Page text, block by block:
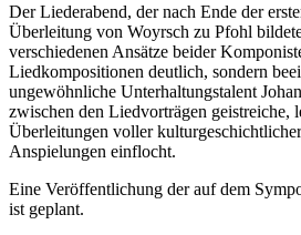
Der Liederabend, der nach Ende der
Überleitung von Woyrsch zu Pfohl
verschiedenen Ansätze beider
Liedkompositionen deutlich, sondern
ungewöhnliche Unterhaltungstalent
zwischen den Liedvorträgen geistreiche,
Überleitungen voller
Anspielungen einflocht.
Eine Veröffentlichung der auf dem
ist geplant.